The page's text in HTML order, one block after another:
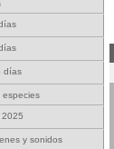
días
especies
2025
y sonidos